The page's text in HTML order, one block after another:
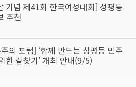
기념 제41회 한국여성대회] 성평등
추천
의 포럼] ‘함께 만드는 성평등 민주
한 길찾기’ 개최 안내(9/5)